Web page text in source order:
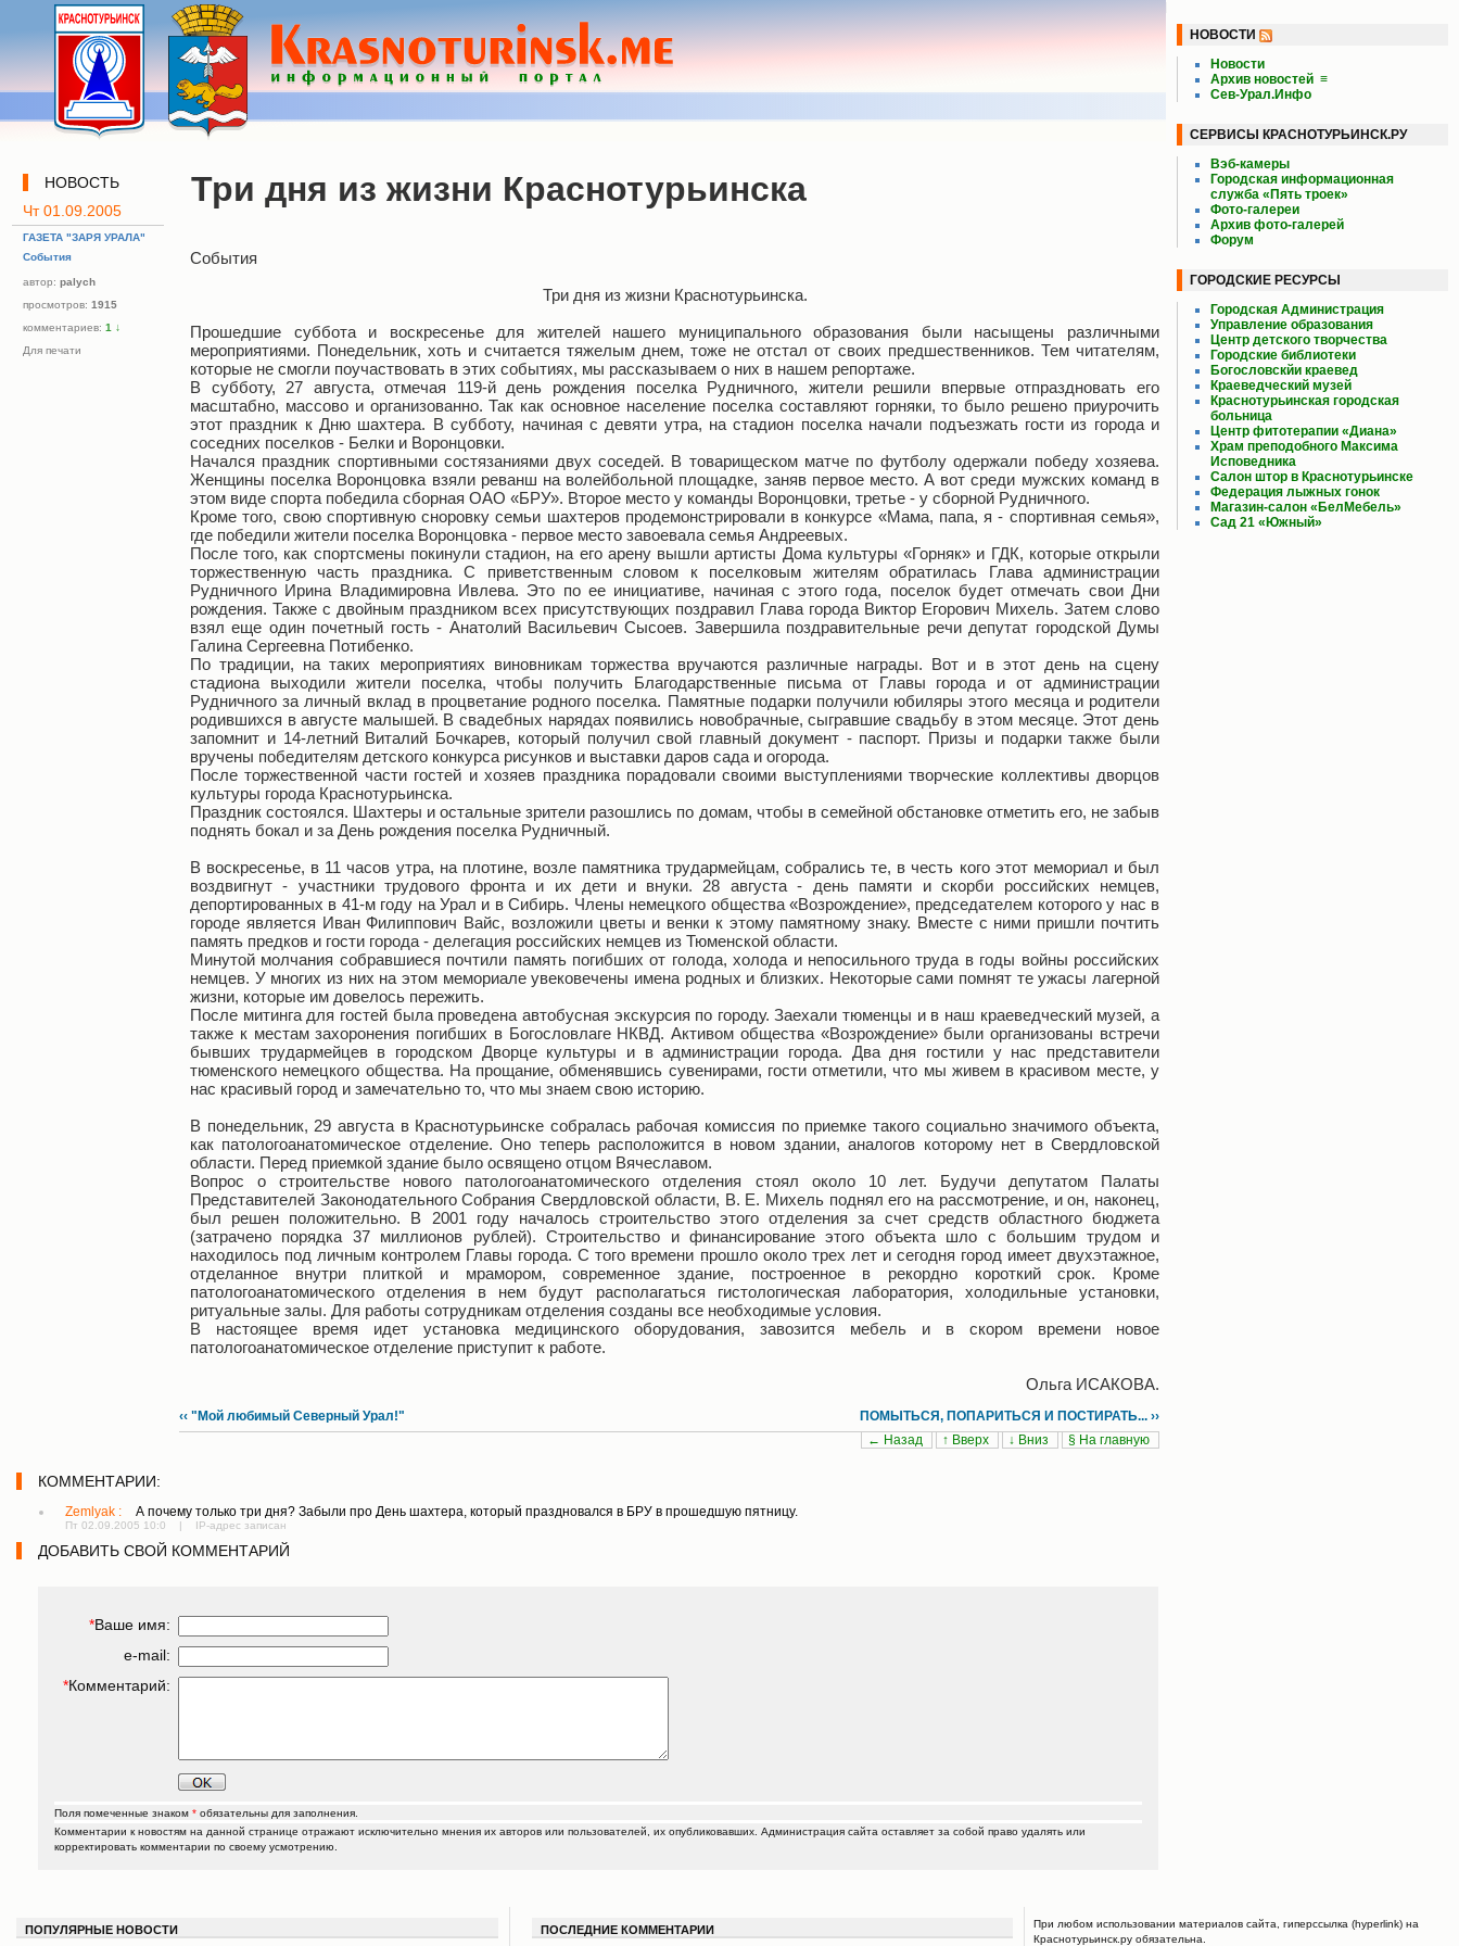
НОВОСТЬ
Чт 01.09.2005
ГАЗЕТА "ЗАРЯ УРАЛА"
События
автор: palych
просмотров: 1915
комментариев: 1 ↓
Для печати
Три дня из жизни Краснотурьинска
События
Три дня из жизни Краснотурьинска.
Прошедшие суббота и воскресенье для жителей нашего муниципального образования были насыщены различными
мероприятиями. Понедельник, хоть и считается тяжелым днем, тоже не отстал от своих предшественников. Тем читателям,
которые не смогли поучаствовать в этих событиях, мы рассказываем о них в нашем репортаже.
В субботу, 27 августа, отмечая 119-й день рождения поселка Рудничного, жители решили впервые отпраздновать его
масштабно, массово и организованно. Так как основное население поселка составляют горняки, то было решено приурочить
этот праздник к Дню шахтера. В субботу, начиная с девяти утра, на стадион поселка начали подъезжать гости из города и
соседних поселков - Белки и Воронцовки.
Начался праздник спортивными состязаниями двух соседей. В товарищеском матче по футболу одержали победу хозяева.
Женщины поселка Воронцовка взяли реванш на волейбольной площадке, заняв первое место. А вот среди мужских команд в
этом виде спорта победила сборная ОАО «БРУ». Второе место у команды Воронцовки, третье - у сборной Рудничного.
Кроме того, свою спортивную сноровку семьи шахтеров продемонстрировали в конкурсе «Мама, папа, я - спортивная семья»,
где победили жители поселка Воронцовка - первое место завоевала семья Андреевых.
После того, как спортсмены покинули стадион, на его арену вышли артисты Дома культуры «Горняк» и ГДК, которые открыли
торжественную часть праздника. С приветственным словом к поселковым жителям обратилась Глава администрации
Рудничного Ирина Владимировна Ивлева. Это по ее инициативе, начиная с этого года, поселок будет отмечать свои Дни
рождения. Также с двойным праздником всех присутствующих поздравил Глава города Виктор Егорович Михель. Затем слово
взял еще один почетный гость - Анатолий Васильевич Сысоев. Завершила поздравительные речи депутат городской Думы
Галина Сергеевна Потибенко.
По традиции, на таких мероприятиях виновникам торжества вручаются различные награды. Вот и в этот день на сцену
стадиона выходили жители поселка, чтобы получить Благодарственные письма от Главы города и от администрации
Рудничного за личный вклад в процветание родного поселка. Памятные подарки получили юбиляры этого месяца и родители
родившихся в августе малышей. В свадебных нарядах появились новобрачные, сыгравшие свадьбу в этом месяце. Этот день
запомнит и 14-летний Виталий Бочкарев, который получил свой главный документ - паспорт. Призы и подарки также были
вручены победителям детского конкурса рисунков и выставки даров сада и огорода.
После торжественной части гостей и хозяев праздника порадовали своими выступлениями творческие коллективы дворцов
культуры города Краснотурьинска.
Праздник состоялся. Шахтеры и остальные зрители разошлись по домам, чтобы в семейной обстановке отметить его, не забыв
поднять бокал и за День рождения поселка Рудничный.
В воскресенье, в 11 часов утра, на плотине, возле памятника трудармейцам, собрались те, в честь кого этот мемориал и был
воздвигнут - участники трудового фронта и их дети и внуки. 28 августа - день памяти и скорби российских немцев,
депортированных в 41-м году на Урал и в Сибирь. Члены немецкого общества «Возрождение», председателем которого у нас в
городе является Иван Филиппович Вайс, возложили цветы и венки к этому памятному знаку. Вместе с ними пришли почтить
память предков и гости города - делегация российских немцев из Тюменской области.
Минутой молчания собравшиеся почтили память погибших от голода, холода и непосильного труда в годы войны российских
немцев. У многих из них на этом мемориале увековечены имена родных и близких. Некоторые сами помнят те ужасы лагерной
жизни, которые им довелось пережить.
После митинга для гостей была проведена автобусная экскурсия по городу. Заехали тюменцы и в наш краеведческий музей, а
также к местам захоронения погибших в Богословлаге НКВД. Активом общества «Возрождение» были организованы встречи
бывших трудармейцев в городском Дворце культуры и в администрации города. Два дня гостили у нас представители
тюменского немецкого общества. На прощание, обменявшись сувенирами, гости отметили, что мы живем в красивом месте, у
нас красивый город и замечательно то, что мы знаем свою историю.
В понедельник, 29 августа в Краснотурьинске собралась рабочая комиссия по приемке такого социально значимого объекта,
как патологоанатомическое отделение. Оно теперь расположится в новом здании, аналогов которому нет в Свердловской
области. Перед приемкой здание было освящено отцом Вячеславом.
Вопрос о строительстве нового патологоанатомического отделения стоял около 10 лет. Будучи депутатом Палаты
Представителей Законодательного Собрания Свердловской области, В. Е. Михель поднял его на рассмотрение, и он, наконец,
был решен положительно. В 2001 году началось строительство этого отделения за счет средств областного бюджета
(затрачено порядка 37 миллионов рублей). Строительство и финансирование этого объекта шло с большим трудом и
находилось под личным контролем Главы города. С того времени прошло около трех лет и сегодня город имеет двухэтажное,
отделанное внутри плиткой и мрамором, современное здание, построенное в рекордно короткий срок. Кроме
патологоанатомического отделения в нем будут располагаться гистологическая лаборатория, холодильные установки,
ритуальные залы. Для работы сотрудникам отделения созданы все необходимые условия.
В настоящее время идет установка медицинского оборудования, завозится мебель и в скором времени новое
патологоанатомическое отделение приступит к работе.
Ольга ИСАКОВА.
‹‹ "Мой любимый Северный Урал!"
ПОМЫТЬСЯ, ПОПАРИТЬСЯ И ПОСТИРАТЬ... ››
← Назад
↑ Вверх ↓ Вниз § На главную
КОММЕНТАРИИ:
Zemlyak : А почему только три дня? Забыли про День шахтера, который праздновался в БРУ в прошедшую пятницу.
Пт 02.09.2005 10:0 | IP-адрес записан
ДОБАВИТЬ СВОЙ КОММЕНТАРИЙ
*Ваше имя:
e-mail:
*Комментарий:
Поля помеченные знаком * обязательны для заполнения.
Комментарии к новостям на данной странице отражают исключительно мнения их авторов или пользователей, их опубликовавших. Администрация сайта оставляет за собой право удалять или
корректировать комментарии по своему усмотрению.
НОВОСТИ
Новости
Архив новостей ≡
Сев-Урал.Инфо
СЕРВИСЫ КРАСНОТУРЬИНСК.РУ
Вэб-камеры
Городская информационная
служба «Пять троек»
Фото-галереи
Архив фото-галерей
Форум
ГОРОДСКИЕ РЕСУРСЫ
Городская Администрация
Управление образования
Центр детского творчества
Городские библиотеки
Богословскйи краевед
Краеведческий музей
Краснотурьинская городская
больница
Центр фитотерапии «Диана»
Храм преподобного Максима
Исповедника
Салон штор в Краснотурьинске
Федерация лыжных гонок
Магазин-салон «БелМебель»
Сад 21 «Южный»
ПОПУЛЯРНЫЕ НОВОСТИ ПОСЛЕДНИЕ КОММЕНТАРИИ
При любом использовании материалов сайта, гиперссылка (hyperlink) на
Краснотурьинск.ру обязательна.